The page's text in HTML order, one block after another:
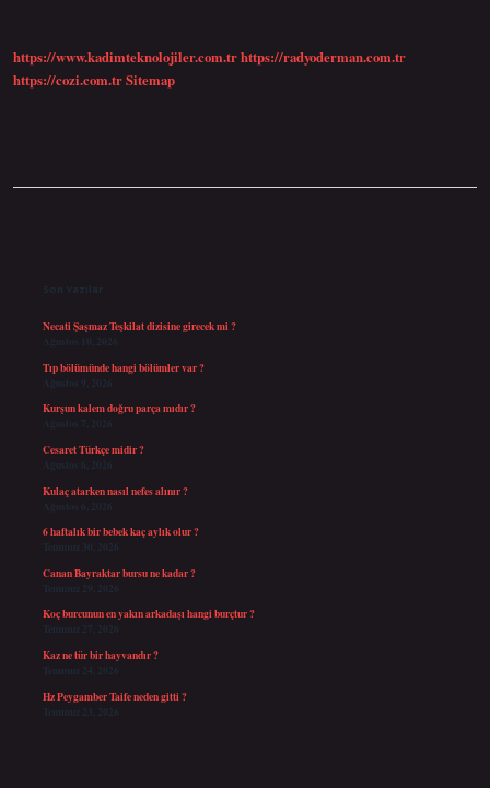
https://www.kadimteknolojiler.com.trhttps://radyoderman.com.tr
https://cozi.com.trSitemap
Son Yazılar
Necati Şaşmaz Teşkilat dizisine girecek mi ?
Ağustos 10, 2026
Tıp bölümünde hangi bölümler var ?
Ağustos 9, 2026
Kurşun kalem doğru parça mıdır ?
Ağustos 7, 2026
Cesaret Türkçe midir ?
Ağustos 6, 2026
Kulaç atarken nasıl nefes alınır ?
Ağustos 6, 2026
6 haftalık bir bebek kaç aylık olur ?
Temmuz 30, 2026
Canan Bayraktar bursu ne kadar ?
Temmuz 29, 2026
Koç burcunun en yakın arkadaşı hangi burçtur ?
Temmuz 27, 2026
Kaz ne tür bir hayvandır ?
Temmuz 24, 2026
Hz Peygamber Taife neden gitti ?
Temmuz 23, 2026